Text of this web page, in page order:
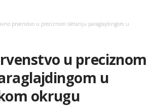
prvenstvo u preciznom sletanju paraglajdingom u
u preciznom
u
okrugu